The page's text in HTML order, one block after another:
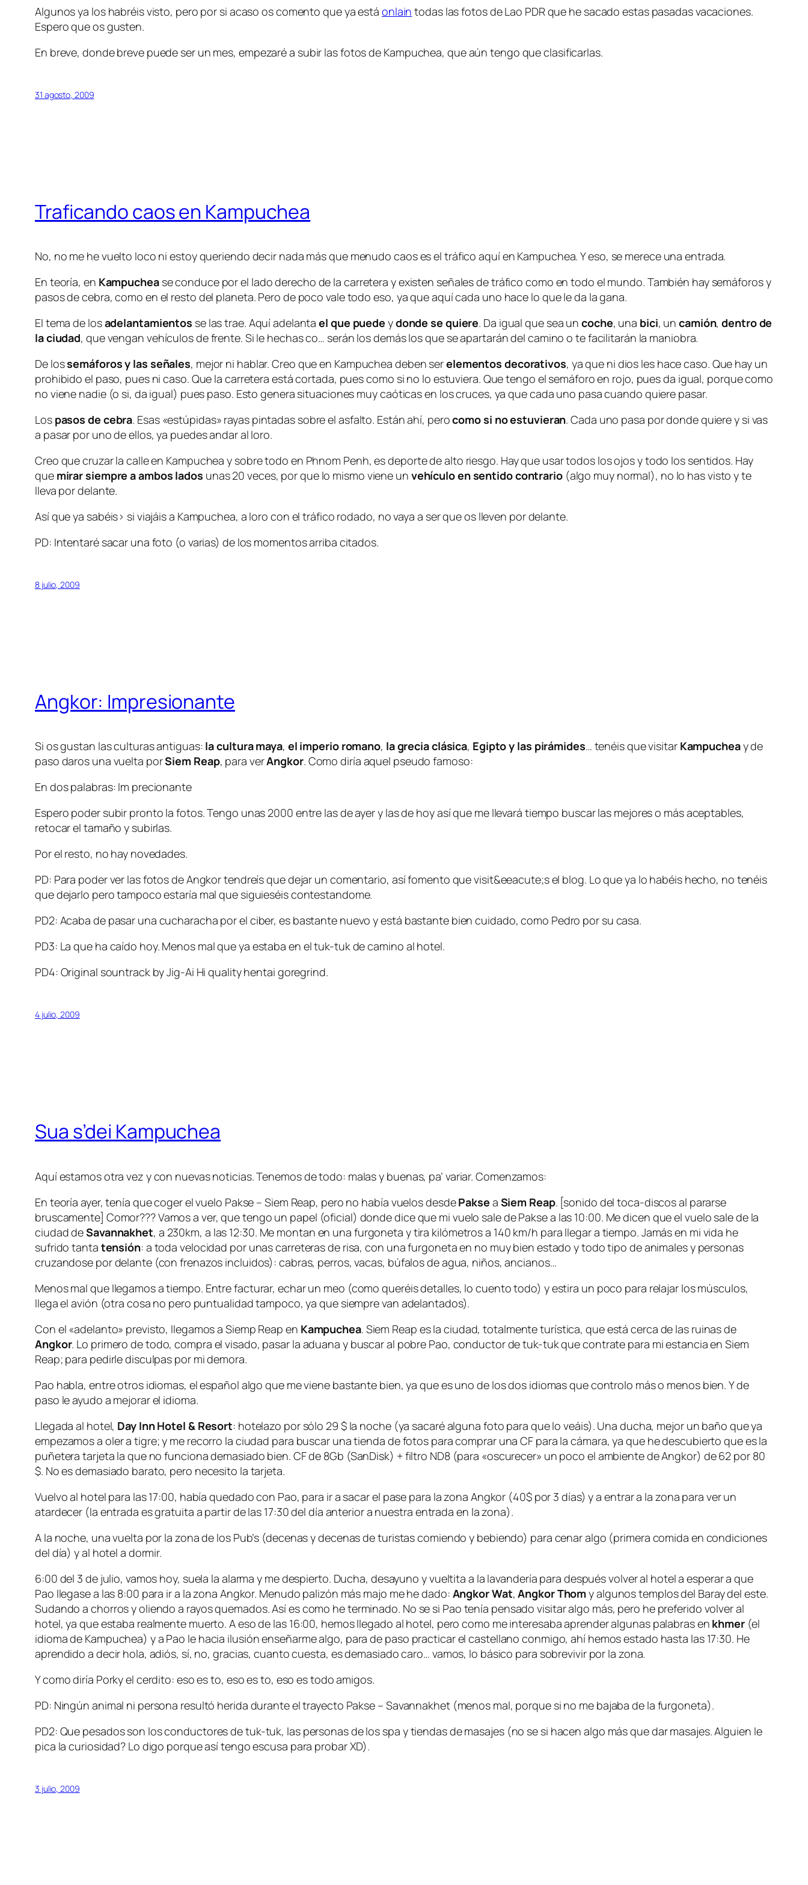
Algunos ya los habréis visto, pero por si acaso os comento que ya está onlain todas las fotos de Lao PDR que he sacado estas pasadas vacaciones.
Espero que os gusten.
En breve, donde breve puede ser un mes, empezaré a subir las fotos de Kampuchea, que aún tengo que clasificarlas.
31 agosto, 2009
Traficando caos en Kampuchea
No, no me he vuelto loco ni estoy queriendo decir nada más que menudo caos es el tráfico aquí en Kampuchea. Y eso, se merece una entrada.
En teoría, en Kampuchease conduce por el lado derecho de la carretera y existen señales de tráfico como en todo el mundo. También hay semáforos y
pasos de cebra, como en el resto del planeta. Pero de poco vale todo eso, ya que aquí cada uno hace lo que le da la gana.
El tema de losadelantamientos se las trae. Aquí adelantael que puede ydonde se quiere. Da igual que sea uncoche, una bici, uncamión,dentro de
la ciudad, que vengan vehículos de frente. Si le hechas co… serán los demás los que se apartarán del camino o te facilitarán la maniobra.
De lossemáforos y las señales, mejor ni hablar. Creo que en Kampuchea deben serelementos decorativos, ya que ni dios les hace caso. Que hay un
prohibido el paso, pues ni caso. Que la carretera está cortada, pues como si no lo estuviera. Que tengo el semáforo en rojo, pues da igual, porque como
no viene nadie (o si, da igual) pues paso. Esto genera situaciones muy caóticas en los cruces, ya que cada uno pasa cuando quiere pasar.
Los pasos de cebra. Esas «estúpidas» rayas pintadas sobre el asfalto. Están ahí, perocomo si no estuvieran. Cada uno pasa por donde quiere y si vas
a pasar por uno de ellos, ya puedes andar al loro.
Creo que cruzar la calle en Kampuchea y sobre todo en Phnom Penh, es deporte de alto riesgo. Hay que usar todos los ojos y todo los sentidos. Hay
que mirar siempre a ambos lados unas 20 veces, por que lo mismo viene un vehículo en sentido contrario(algo muy normal), no lo has visto y te
lleva por delante.
Así que ya sabéis> si viajáis a Kampuchea, a loro con el tráfico rodado, no vaya a ser que os lleven por delante.
PD: Intentaré sacar una foto (o varias) de los momentos arriba citados.
8 julio, 2009
Angkor: Impresionante
Si os gustan las culturas antiguas: la cultura maya, el imperio romano, la grecia clásica, Egipto y las pirámides… tenéis que visitar Kampucheay de
paso daros una vuelta porSiem Reap, para verAngkor. Como diría aquel pseudo famoso:
En dos palabras: Im precionante
Espero poder subir pronto la fotos. Tengo unas 2000 entre las de ayer y las de hoy así que me llevará tiempo buscar las mejores o más aceptables,
retocar el tamaño y subirlas.
Por el resto, no hay novedades.
PD: Para poder ver las fotos de Angkor tendreís que dejar un comentario, así fomento que visit&eeacute;s el blog. Lo que ya lo habéis hecho, no tenéis
que dejarlo pero tampoco estaría mal que siguieséis contestandome.
PD2: Acaba de pasar una cucharacha por el ciber, es bastante nuevo y está bastante bien cuidado, como Pedro por su casa.
PD3: La que ha caído hoy. Menos mal que ya estaba en el tuk-tuk de camino al hotel.
PD4: Original sountrack by Jig-Ai Hi quality hentai goregrind.
4 julio, 2009
Sua s’dei Kampuchea
Aquí estamos otra vez y con nuevas noticias. Tenemos de todo: malas y buenas, pa’ variar. Comenzamos:
En teoría ayer, tenía que coger el vuelo Pakse – Siem Reap, pero no había vuelos desdePakse a Siem Reap. [sonido del toca-discos al pararse
bruscamente] Comor??? Vamos a ver, que tengo un papel (oficial) donde dice que mi vuelo sale de Pakse a las 10:00. Me dicen que el vuelo sale de la
ciudad deSavannakhet, a 230km, a las 12:30. Me montan en una furgoneta y tira kilómetros a 140 km/h para llegar a tiempo. Jamás en mi vida he
sufrido tanta tensión: a toda velocidad por unas carreteras de risa, con una furgoneta en no muy bien estado y todo tipo de animales y personas
cruzandose por delante (con frenazos incluidos): cabras, perros, vacas, búfalos de agua, niños, ancianos…
Menos mal que llegamos a tiempo. Entre facturar, echar un meo (como queréis detalles, lo cuento todo) y estira un poco para relajar los músculos,
llega el avión (otra cosa no pero puntualidad tampoco, ya que siempre van adelantados).
Con el «adelanto» previsto, llegamos a Siemp Reap en Kampuchea. Siem Reap es la ciudad, totalmente turística, que está cerca de las ruinas de
Angkor. Lo primero de todo, compra el visado, pasar la aduana y buscar al pobre Pao, conductor de tuk-tuk que contrate para mi estancia en Siem
Reap; para pedirle disculpas por mi demora.
Pao habla, entre otros idiomas, el español algo que me viene bastante bien, ya que es uno de los dos idiomas que controlo más o menos bien. Y de
paso le ayudo a mejorar el idioma.
Llegada al hotel, Day Inn Hotel & Resort: hotelazo por sólo 29 $ la noche (ya sacaré alguna foto para que lo veáis). Una ducha, mejor un baño que ya
empezamos a oler a tigre; y me recorro la ciudad para buscar una tienda de fotos para comprar una CF para la cámara, ya que he descubierto que es la
puñetera tarjeta la que no funciona demasiado bien. CF de 8Gb (SanDisk) + filtro ND8 (para «oscurecer» un poco el ambiente de Angkor) de 62 por 80
$. No es demasiado barato, pero necesito la tarjeta.
Vuelvo al hotel para las 17:00, había quedado con Pao, para ir a sacar el pase para la zona Angkor (40$ por 3 días) y a entrar a la zona para ver un
atardecer (la entrada es gratuita a partir de las 17:30 del día anterior a nuestra entrada en la zona).
A la noche, una vuelta por la zona de los Pub’s (decenas y decenas de turistas comiendo y bebiendo) para cenar algo (primera comida en condiciones
del día) y al hotel a dormir.
6:00 del 3 de julio, vamos hoy, suela la alarma y me despierto. Ducha, desayuno y vueltita a la lavandería para después volver al hotel a esperar a que
Pao llegase a las 8:00 para ir a la zona Angkor. Menudo palizón más majo me he dado: Angkor Wat,Angkor Thomy algunos templos del Baray del este.
Sudando a chorros y oliendo a rayos quemados. Así es como he terminado. No se si Pao tenía pensado visitar algo más, pero he preferido volver al
hotel, ya que estaba realmente muerto. A eso de las 16:00, hemos llegado al hotel, pero como me interesaba aprender algunas palabras en khmer(el
idioma de Kampuchea) y a Pao le hacia ilusión enseñarme algo, para de paso practicar el castellano conmigo, ahí hemos estado hasta las 17:30. He
aprendido a decir hola, adiós, sí, no, gracias, cuanto cuesta, es demasiado caro… vamos, lo básico para sobrevivir por la zona.
Y como diría Porky el cerdito: eso es to, eso es to, eso es todo amigos.
PD: Ningún animal ni persona resultó herida durante el trayecto Pakse – Savannakhet (menos mal, porque si no me bajaba de la furgoneta).
PD2: Que pesados son los conductores de tuk-tuk, las personas de los spa y tiendas de masajes (no se si hacen algo más que dar masajes. Alguien le
pica la curiosidad? Lo digo porque así tengo escusa para probar XD).
3 julio, 2009